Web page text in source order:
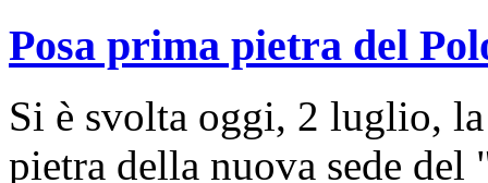
Posa prima pietra del
Si è svolta oggi, 2 luglio,
pietra della nuova sede